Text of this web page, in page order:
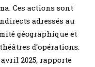
Ces actions sont
adressés au
géographique et
d’opérations.
2025, rapporte